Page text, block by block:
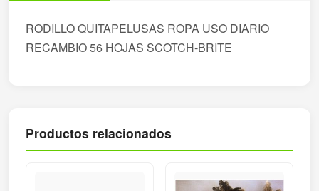
RODILLO QUITAPELUSAS ROPA USO DIARIO
RECAMBIO 56 HOJAS SCOTCH-BRITE
Productos relacionados